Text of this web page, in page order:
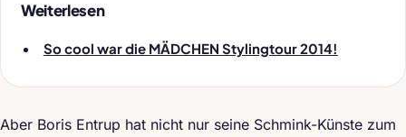
Weiterlesen
So cool war die MÄDCHEN Stylingtour 2014!
Aber Boris Entrup hat nicht nur seine Schmink-Künste zum